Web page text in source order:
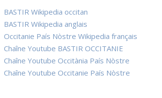
BASTIR Wikipedia occitan
BASTIR Wikipedia anglais
Occitanie País Nòstre Wikipedia français
Chaîne Youtube BASTIR OCCITANIE
Chaîne Youtube Occitània País Nòstre
Chaîne Youtube Occitanie País Nòstre